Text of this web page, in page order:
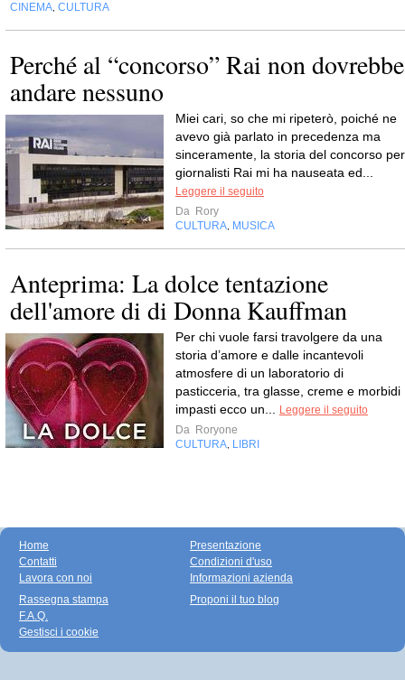
CINEMA CULTURA
Perché al “concorso” Rai non dovrebbe
andare nessuno
Miei cari, so che mi ripeterò, poiché ne
avevo già parlato in precedenza ma
sinceramente, la storia del concorso per
giornalisti Rai mi ha nauseata ed...
Leggere il seguito
Da Rory
CULTURA MUSICA
Anteprima: La dolce tentazione
dell'amore di di Donna Kauffman
Per chi vuole farsi travolgere da una
storia d’amore e dalle incantevoli
atmosfere di un laboratorio di
pasticceria, tra glasse, creme e morbidi
impasti ecco un...
Leggere il seguito
Da Roryone
CULTURA LIBRI
Home
Contatti
Lavora con noi
Presentazione
Condizioni d'uso
Informazioni azienda
Rassegna stampa
F.A.Q.
Gestisci i cookie
Proponi il tuo blog